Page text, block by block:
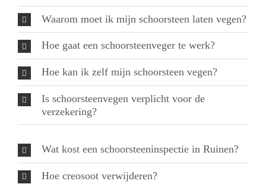
Waarom moet ik mijn schoorsteen laten vegen?
Hoe gaat een schoorsteenveger te werk?
Hoe kan ik zelf mijn schoorsteen vegen?
Is schoorsteenvegen verplicht voor de
verzekering?
Wat kost een schoorsteeninspectie in Ruinen?
Hoe creosoot verwijderen?